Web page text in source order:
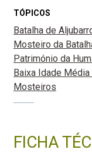
TÓPICOS
Batalha de
Mosteiro da
Património da
Baixa Idade
Mosteiros
FICHA